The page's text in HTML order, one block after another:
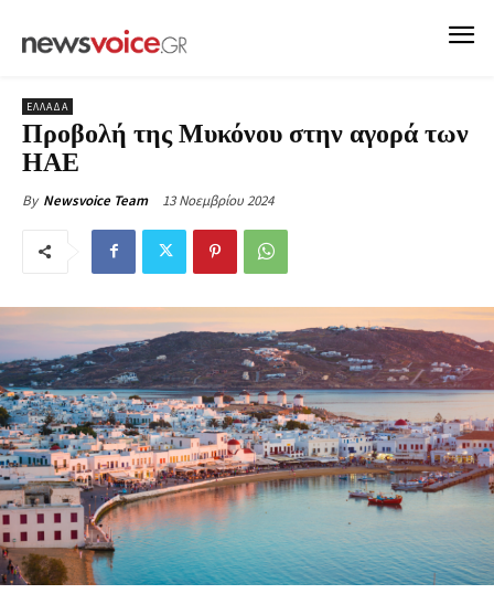
ΕΛΛΑΔΑ
Προβολή της Μυκόνου στην αγορά των
ΗΑΕ
By Newsvoice Team 13 Νοεμβρίου 2024